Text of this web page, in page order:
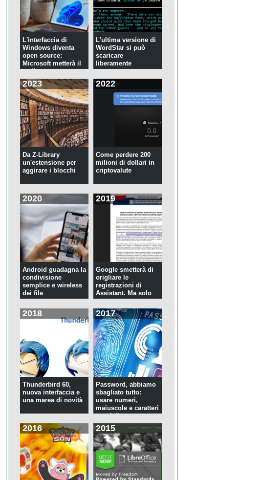
L'interfaccia di
Windows diventa
open source:
Microsoft metterà il
codi...
L'ultima versione di
WordStar si può
scaricare
liberamente
2023
Da Z-Library
un'estensione per
aggirare i blocchi
2022
Come perdere 200
milioni di dollari in
criptovalute
2020
Android guadagna la
condivisione
semplice e wireless
dei file
2019
Google smetterà di
origliare le
registrazioni di
Assistant. Ma solo
per tre...
2018
Thunderbird 60,
nuova interfaccia e
una marea di novità
2017
Password, abbiamo
sbagliato tutto:
usare numeri,
maiuscole e caratteri
speciali ...
2016 2015